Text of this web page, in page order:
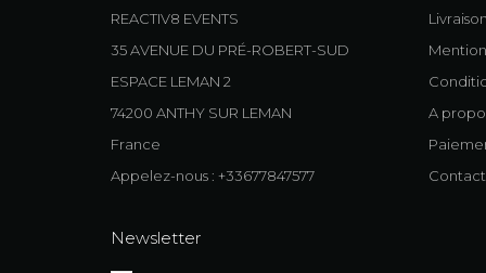
REACTIV8 EVENTS
35 AVENUE DU PRÉ-ROBERT-SUD
ESPACE LEMAN 2
74200 ANTHY SUR LEMAN
France
Appelez-nous : +33677847577
Newsletter
A
Contact